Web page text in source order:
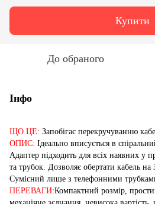
Купити
До обраного
Інфо
ЩО ЦЕ: Запобігає перекручуванню
ОПИС: Ідеально вписується в
Адаптер підходить для всіх наявних у
та трубок. Дозволяє обертати кабель на
Сумісний лише з телефонними
ПЕРЕВАГИ:Компактний розмір,